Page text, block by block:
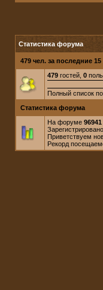
Статистика форума
479 чел. за последние
479гостей, 0
Полный список
Статистика форума
На форуме 96941
Зарегистрировано
Приветствуем
Рекорд